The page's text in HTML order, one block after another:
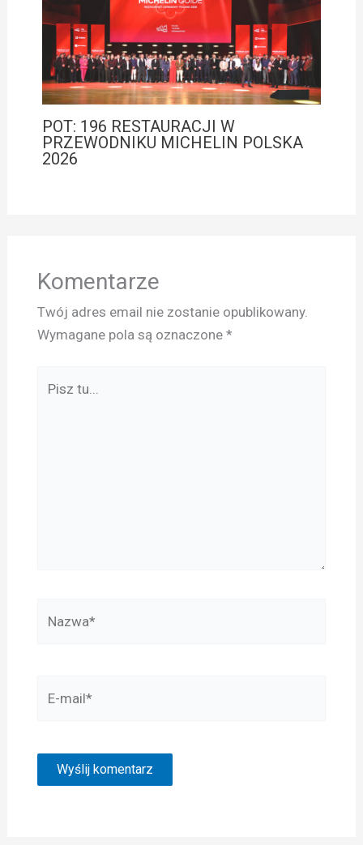
POT: 196 RESTAURACJI W
PRZEWODNIKU MICHELIN POLSKA
2026
Komentarze
Twój adres email nie zostanie opublikowany.
Wymagane pola są oznaczone *